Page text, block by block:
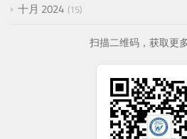
十月 2024 15
扫描二维码，获取更